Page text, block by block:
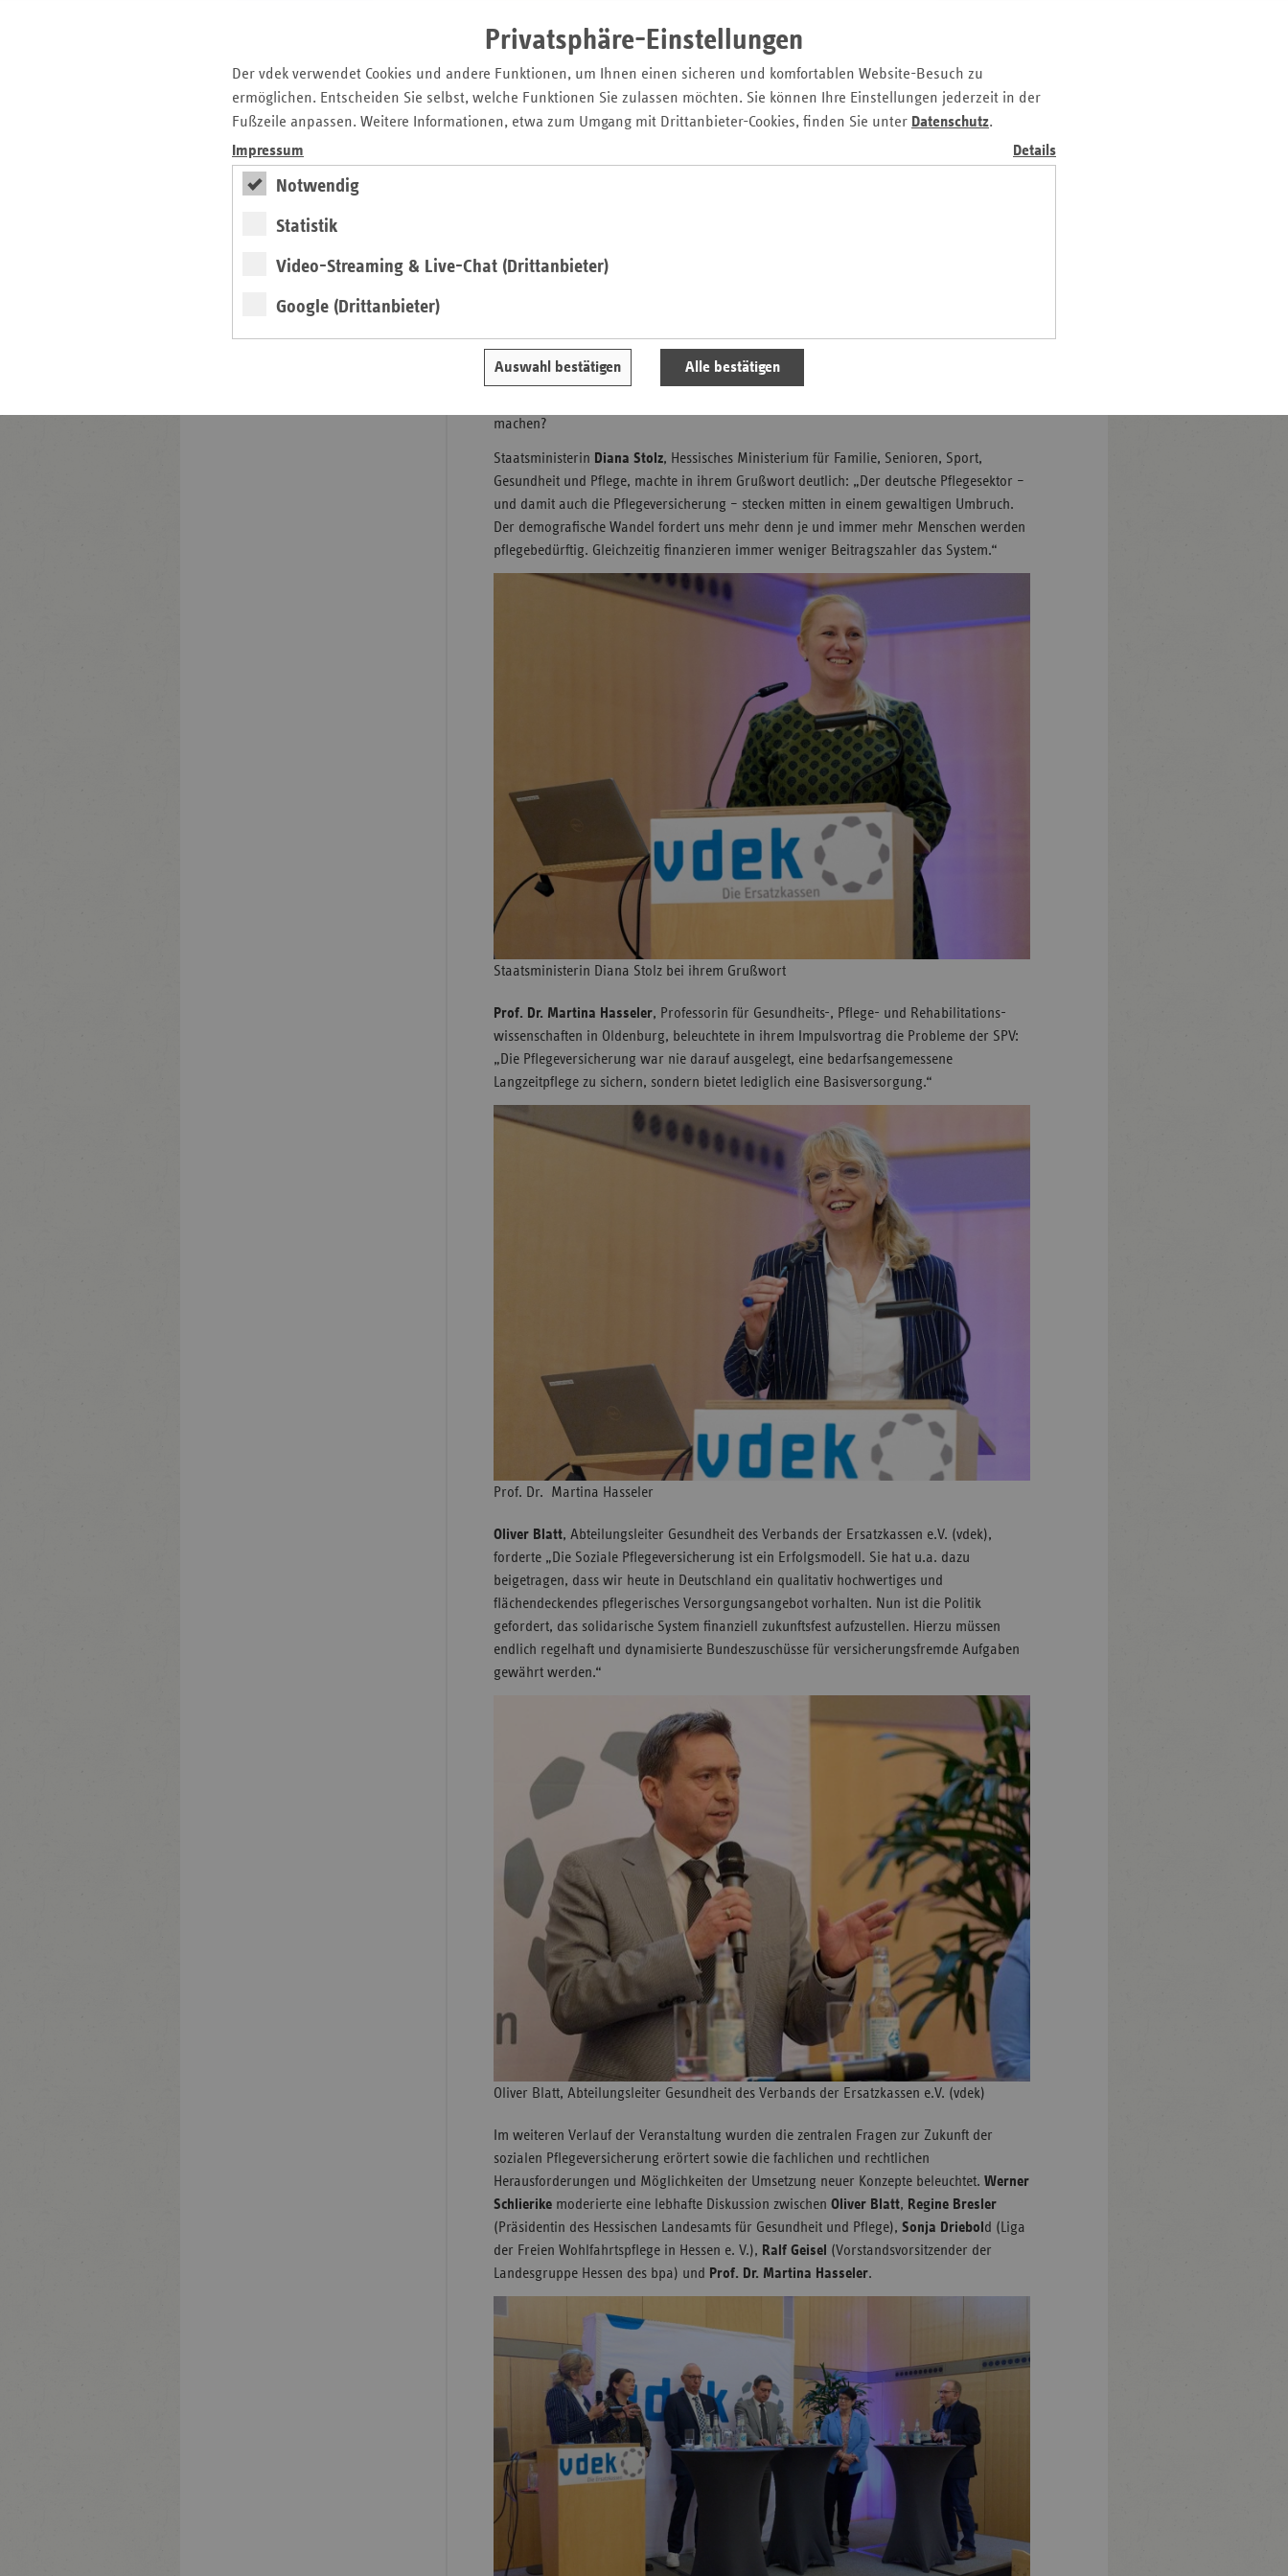
Privatsphäre-Einstellungen
Der vdek verwendet Cookies und andere Funktionen, um Ihnen einen sicheren und komfortablen Website-Besuch zu
ermöglichen. Entscheiden Sie selbst, welche Funktionen Sie zulassen möchten. Sie können Ihre Einstellungen jederzeit in der
Fußzeile anpassen. Weitere Informationen, etwa zum Umgang mit Drittanbieter-Cookies, finden Sie unter Datenschutz.
Impressum
Details
Notwendig
Statistik
Video-Streaming & Live-Chat (Drittanbieter)
Google (Drittanbieter)
Auswahl bestätigen Alle bestätigen
Sachsen
Sachsen-
Schleswig-
Deutschland geprägt. Ein Anlass zum Feiern, aber gleichzeitig auch zum Diskutieren: Wo
liegen jetzt und in Zukunft die größten Herausforderungen für die Pflegeversicherung,
machen?
Staatsministerin Diana Stolz, Hessisches Ministerium für Familie, Senioren, Sport,
Gesundheit und Pflege, machte in ihrem Grußwort deutlich: „Der deutsche Pflegesektor –
und damit auch die Pflegeversicherung – stecken mitten in einem gewaltigen Umbruch.
Der demografische Wandel fordert uns mehr denn je und immer mehr Menschen werden
pflegebedürftig. Gleichzeitig finanzieren immer weniger Beitragszahler das System.“
Staatsministerin Diana Stolz bei ihrem Grußwort
Prof. Dr. Martina Hasseler, Professorin für Gesundheits-, Pflege- und Rehabilitations­
wissenschaften in Oldenburg, beleuchtete in ihrem Impulsvortrag die Probleme der SPV:
„Die Pflegeversicherung war nie darauf ausgelegt, eine bedarfsangemessene
Langzeitpflege zu sichern, sondern bietet lediglich eine Basisversorgung.“
Prof. Dr. Martina Hasseler
Oliver Blatt, Abteilungsleiter Gesundheit des Verbands der Ersatzkassen e.V. (vdek),
forderte „Die Soziale Pflegeversicherung ist ein Erfolgsmodell. Sie hat u.a. dazu
beigetragen, dass wir heute in Deutschland ein qualitativ hochwertiges und
flächendeckendes pflegerisches Versorgungsangebot vorhalten. Nun ist die Politik
gefordert, das solidarische System finanziell zukunftsfest aufzustellen. Hierzu müssen
endlich regelhaft und dynamisierte Bundeszuschüsse für versicherungsfremde Aufgaben
gewährt werden.“
Oliver Blatt, Abteilungsleiter Gesundheit des Verbands der Ersatzkassen e.V. (vdek)
Im weiteren Verlauf der Veranstaltung wurden die zentralen Fragen zur Zukunft der
sozialen Pflegeversicherung erörtert sowie die fachlichen und rechtlichen
Herausforderungen und Möglichkeiten der Umsetzung neuer Konzepte beleuchtet.Werner
Schlierike moderierte eine lebhafte Diskussion zwischenOliver Blatt, Regine Bresler
(Präsidentin des Hessischen Landesamts für Gesundheit und Pflege),Sonja Driebol d (Liga
der Freien Wohlfahrtspflege in Hessen e. V.), Ralf Geisel (Vorstandsvorsitzender der
Landesgruppe Hessen des bpa) und Prof. Dr. Martina Hasseler.
Neue Ausgabe erschienen